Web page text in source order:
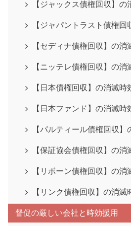
【ジャックス債権回収】
【ジャパントラスト債権
【セディナ債権回収】の消
【ニッテレ債権回収】の消
【日本債権回収】の消滅時
【日本ファンド】の消滅時
【パルティール債権回収
【保証協会債権回収】の消
【リボーン債権回収】の消
【リンク債権回収】の消滅
督促の厳しい会社と時効援用